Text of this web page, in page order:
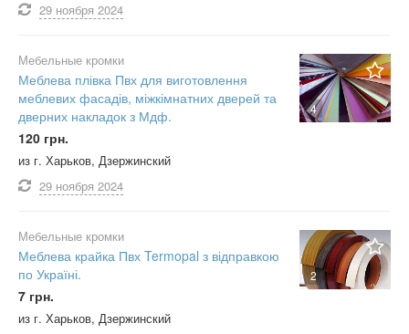
29 ноября 2024
4
Мебельные кромки
Меблева плівка Пвх для виготовлення
меблевих фасадів, міжкімнатних дверей та
дверних накладок з Мдф.
120 грн.
из г. Харьков, Дзержинский
29 ноября 2024
2
Мебельные кромки
Меблева крайка Пвх Termopal з відправкою
по Україні.
7 грн.
из г. Харьков, Дзержинский